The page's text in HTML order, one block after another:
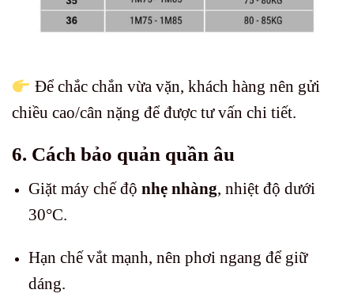
Để chắc chắn vừa vặn, khách hàng nên gửi
chiều cao/cân nặng để được tư vấn chi tiết.
6. Cách bảo quản quần âu
Giặt máy chế độ nhẹ nhàng, nhiệt độ dưới
30°C.
Hạn chế vắt mạnh, nên phơi ngang để giữ
dáng.